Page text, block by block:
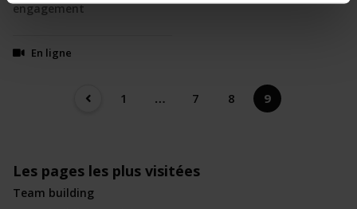
engagement
En ligne
1 … 7 8 9
Les pages les plus visitées
Team building